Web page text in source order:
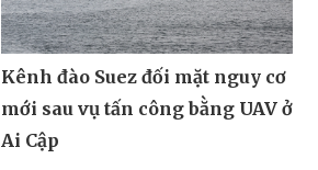
Kênh đào Suez đối mặt nguy cơ
mới sau vụ tấn công bằng UAV ở
Ai Cập